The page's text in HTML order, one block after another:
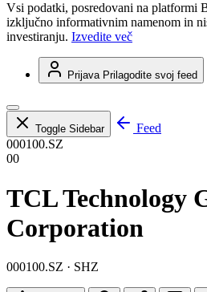
Vsi podatki, posredovani na platformi
izključno informativnim namenom in
investiranju. Izvedite več
Prijava Prilagodite svoj feed
Toggle Sidebar
Feed
000100.SZ
00
TCL Technology
Corporation
000100.SZ · SHZ